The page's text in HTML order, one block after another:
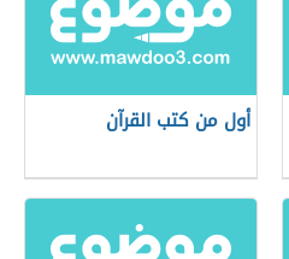
أول من كتب القرآن